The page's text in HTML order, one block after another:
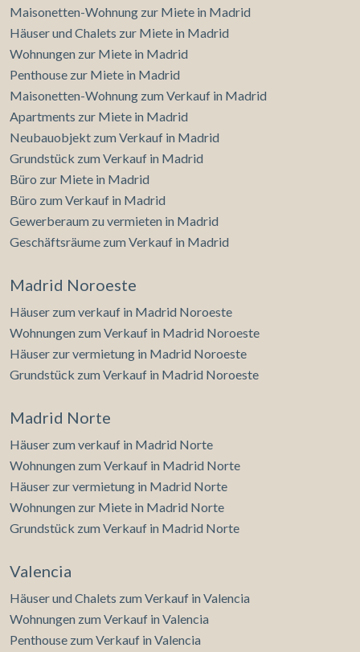
Maisonetten-Wohnung zur Miete in Madrid
Häuser und Chalets zur Miete in Madrid
Wohnungen zur Miete in Madrid
Penthouse zur Miete in Madrid
Maisonetten-Wohnung zum Verkauf in Madrid
Apartments zur Miete in Madrid
Neubauobjekt zum Verkauf in Madrid
Grundstück zum Verkauf in Madrid
Büro zur Miete in Madrid
Büro zum Verkauf in Madrid
Gewerberaum zu vermieten in Madrid
Geschäftsräume zum Verkauf in Madrid
Madrid Noroeste
Häuser zum verkauf in Madrid Noroeste
Wohnungen zum Verkauf in Madrid Noroeste
Häuser zur vermietung in Madrid Noroeste
Grundstück zum Verkauf in Madrid Noroeste
Madrid Norte
Häuser zum verkauf in Madrid Norte
Wohnungen zum Verkauf in Madrid Norte
Häuser zur vermietung in Madrid Norte
Wohnungen zur Miete in Madrid Norte
Grundstück zum Verkauf in Madrid Norte
Valencia
Häuser und Chalets zum Verkauf in Valencia
Wohnungen zum Verkauf in Valencia
Penthouse zum Verkauf in Valencia